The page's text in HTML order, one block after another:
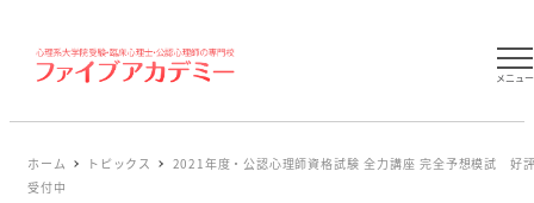
メニュー
ホーム トピックス
2021年度・公認心理師資格試験 全力講座 完全予想模試 好
受付中